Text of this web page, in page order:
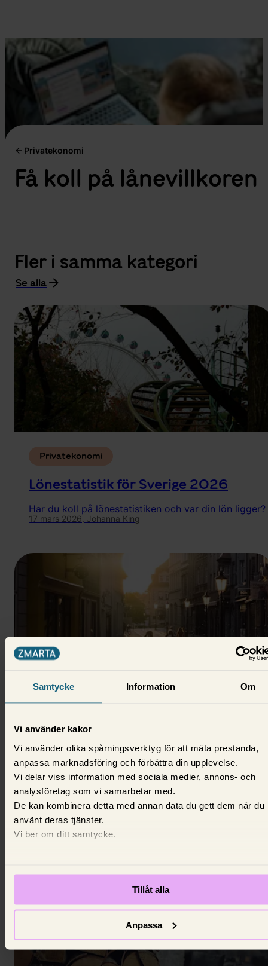
Samtycke Information Om
Vi använder kakor
Vi använder olika spårningsverktyg för att mäta prestanda,
anpassa marknadsföring och förbättra din upplevelse.
Vi delar viss information med sociala medier, annons- och
analysföretag som vi samarbetar med.
De kan kombinera detta med annan data du gett dem när du
använt deras tjänster.
Vi ber om ditt samtycke.
Tillåt alla
Anpassa
Privatekonomi
Få koll på lånevillkoren
Fler i samma kategori
Se alla
Privatekonomi
Lönestatistik för Sverige 2026
Har du koll på lönestatistiken och var din lön ligger?
17 mars 2026, Johanna King
Privatekonomi
Medelklass - vad är det och vem
tillhör den?
Din inkomst, ditt yrke och din utbildning är
grundläggande för att avgöra om du tillhör
medelklassen.
16 mars 2026,Louise Thurell